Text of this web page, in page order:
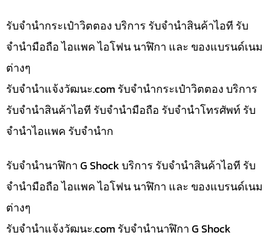
รับจำนำกระเป๋าวิตตอง บริการ รับจำนำสินค้าไอที รับ
จำนำมือถือ ไอแพค ไอโฟน นาฬิกา และ ของแบรนด์เนม
ต่างๆ
รับจํานําแจ้งวัฒนะ.com รับจำนำกระเป๋าวิตตอง บริการ
รับจำนำสินค้าไอที รับจำนำมือถือ รับจำนำโทรศัพท์ รับ
จำนำไอแพค รับจำนำก
รับจำนำนาฬิกา G Shock บริการ รับจำนำสินค้าไอที รับ
จำนำมือถือ ไอแพค ไอโฟน นาฬิกา และ ของแบรนด์เนม
ต่างๆ
รับจํานําแจ้งวัฒนะ.com รับจำนำนาฬิกา G Shock